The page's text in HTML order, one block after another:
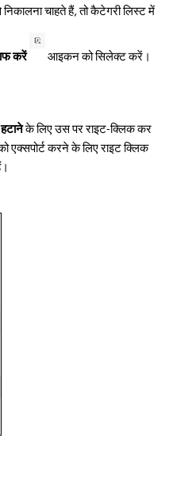
चाहते हैं, तो कैटेगरी लिस्ट में
करें आइकन को सिलेक्ट करें।
हटानेके लिए उस पर राइट-क्लिक कर
करने के लिए राइट क्लिक